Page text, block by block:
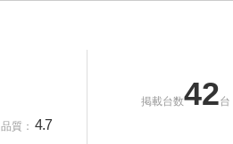
品質： 4.7
掲載台数42台